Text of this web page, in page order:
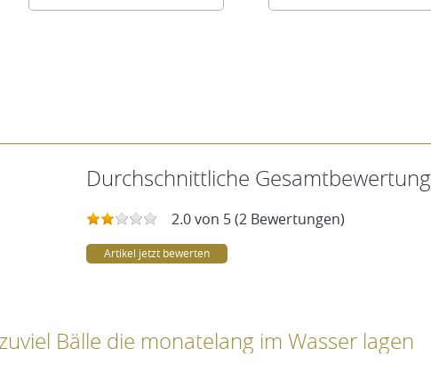
Durchschnittliche Gesamtbewertung
2.0 von 5 (2 Bewertungen)
Artikel jetzt bewerten
Bälle die monatelang im Wasser lagen